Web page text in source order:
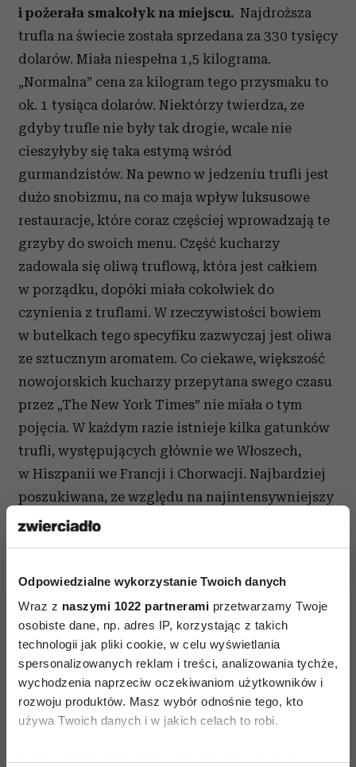
Odpowiedzialne wykorzystanie Twoich danych
Wraz z naszymi 1022 partnerami przetwarzamy Twoje
osobiste dane, np. adres IP, korzystając z takich
technologii jak pliki cookie, w celu wyświetlania
spersonalizowanych reklam i treści, analizowania tychże,
wychodzenia naprzeciw oczekiwaniom użytkowników i
rozwoju produktów. Masz wybór odnośnie tego, kto
używa Twoich danych i w jakich celach to robi.
i pożerała smakołyk na miejscu. Najdroższa
trufla na świecie została sprzedana za 330 tysięcy
dolarów. Miała niespełna 1,5 kilograma.
„Normalna” cena za kilogram tego przysmaku to
ok. 1 tysiąca dolarów. Niektórzy twierdza, ze
gdyby trufle nie były tak drogie, wcale nie
cieszyłyby się taka estymą wśród
gurmandzistów. Na pewno w jedzeniu trufli jest
dużo snobizmu, na co maja wpływ luksusowe
restauracje, które coraz częściej wprowadzają te
grzyby do swoich menu. Część kucharzy
zadowala się oliwą truflową, która jest całkiem
w porządku, dopóki miała cokolwiek do
czynienia z truflami. W rzeczywistości bowiem
w butelkach tego specyfiku zazwyczaj jest oliwa
ze sztucznym aromatem. Co ciekawe, większość
nowojorskich kucharzy przepytana swego czasu
przez „The New York Times” nie miała o tym
pojęcia. W każdym razie istnieje kilka gatunków
trufli, występujących głównie we Włoszech,
w Hiszpanii we Francji i Chorwacji. Najbardziej
poszukiwana, ze względu na najintensywniejszy
smak, jest tzw. alba madonna, czyli biała trufla,
w pierwszej kolejności z delikatną jajecznicą.
Wystarczy pod koniec smażenia dodać kilka
płatków wystruganych specjalna tarka.